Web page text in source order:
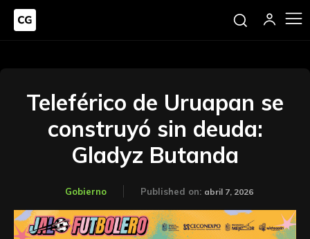
Teleférico de Uruapan se
construyó sin deuda:
Gladyz Butanda
Gobierno Published on: abril 7, 2026